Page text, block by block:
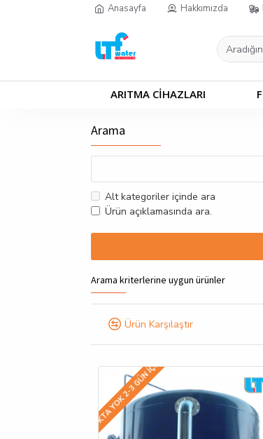
Anasayfa Hakkımızda
ARITMA CİHAZLARI
Arama
Alt kategoriler içinde ara
Ürün açıklamasında ara.
Arama kriterlerine uygun ürünler
Ürün Karşılaştır
STOKTA YOK 2-3 GÜN IÇINDE